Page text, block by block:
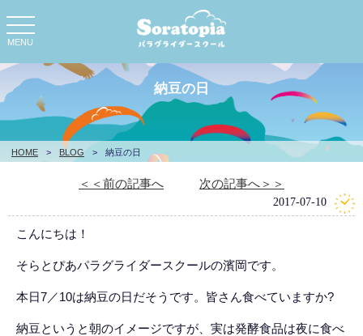
toggle
navigation
MENU
HOME > BLOG > 納豆の日
納豆の日
＜＜前の記事へ 次の記事へ＞＞
2017-07-10
こんにちは！
そらとぴあパラグライダースクールの濱岡です。
本日7／10は納豆の日だそうです。皆さん食べていますか?
納豆というと朝のイメージですが、実は発酵食品は夜に食べ